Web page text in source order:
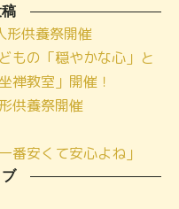
形供養祭開催
もの「穏やかな心」と
禅教室」開催！
供養祭開催
番安くて安心よね」